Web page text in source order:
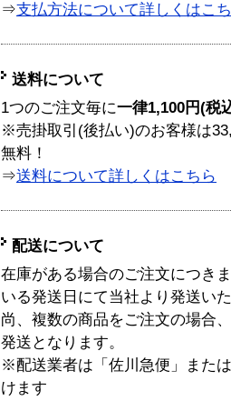
⇒支払方法について詳しくはこ
送料について
1つのご注文毎に一律1,100円(税
※売掛取引(後払い)のお客様は
無料！
⇒送料について詳しくはこちら
配送について
在庫がある場合のご注文につき
いる発送日にて当社より発送い
尚、複数の商品をご注文の場合
発送となります。
※配送業者は「佐川急便」また
けます